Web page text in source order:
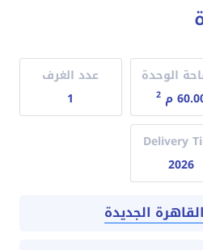
الوحدة
م
2
عدد الغرف
1
Delivery
2026
الجديدة